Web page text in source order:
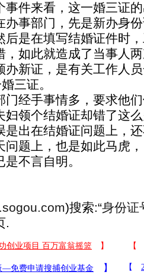
来看，这一婚三证的
办事部门，先是新办身
后是在填写结婚证件时
，如此就造成了当事人
办新证，是有关工作人
三证。
手事情多，要求他们
妇领个结婚证却错了这
是出在结婚证问题上，
问题上，也是如此马虎
不言自明。
)搜索:“身份证
.